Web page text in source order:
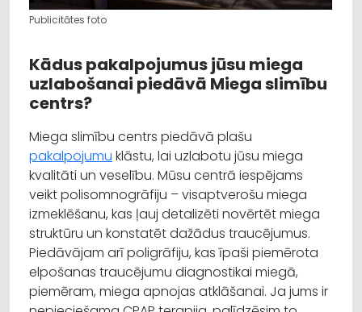
Publicitātes foto
Kādus pakalpojumus jūsu miega
uzlabošanai piedāvā Miega slimību
centrs?
Miega slimību centrs piedāvā plašu
pakalpojumu klāstu, lai uzlabotu jūsu miega
kvalitāti un veselību. Mūsu centrā iespējams
veikt polisomnogrāfiju – visaptverošu miega
izmeklēšanu, kas ļauj detalizēti novērtēt miega
struktūru un konstatēt dažādus traucējumus.
Piedāvājam arī poligrāfiju, kas īpaši piemērota
elpošanas traucējumu diagnostikai miegā,
piemēram, miega apnojas atklāšanai. Ja jums ir